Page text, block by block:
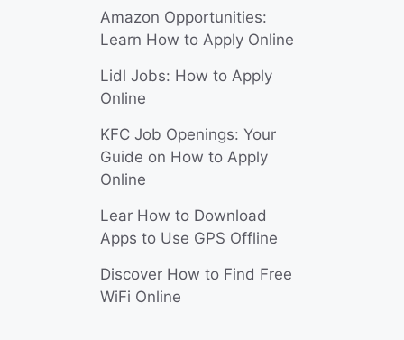
Amazon Opportunities:
Learn How to Apply Online
Lidl Jobs: How to Apply
Online
KFC Job Openings: Your
Guide on How to Apply
Online
Lear How to Download
Apps to Use GPS Offline
Discover How to Find Free
WiFi Online